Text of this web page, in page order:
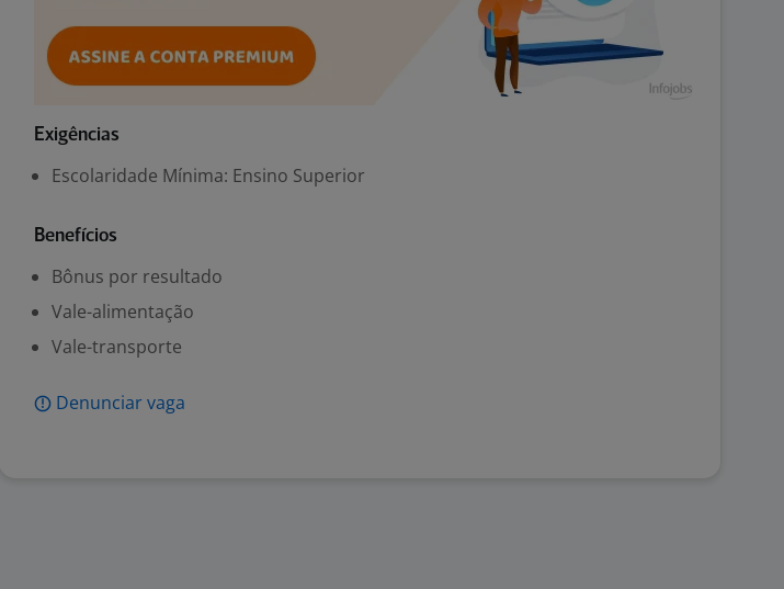
Exigências
Escolaridade Mínima: Ensino Superior
Benefícios
Bônus por resultado
Vale-alimentação
Vale-transporte
Denunciar vaga